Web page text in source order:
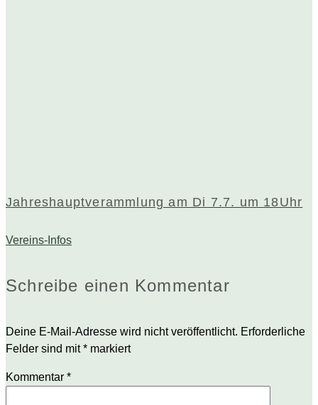
Jahreshauptverammlung am Di 7.7. um 18Uhr
Vereins-Infos
Schreibe einen Kommentar
Deine E-Mail-Adresse wird nicht veröffentlicht. Erforderliche
Felder sind mit* markiert
Kommentar *